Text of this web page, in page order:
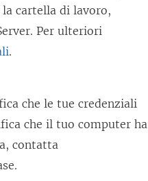
cartella di lavoro,
Per ulteriori
.
che le tue credenziali
che il tuo computer ha
contatta